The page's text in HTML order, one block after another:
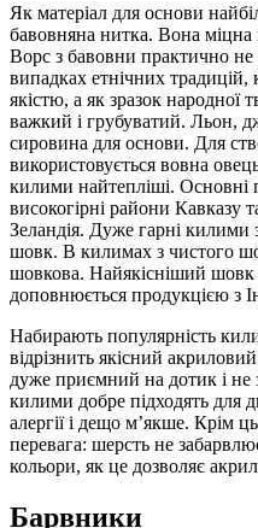
Як матеріал для основи
бавовняна нитка. Вона міцна
Ворс з бавовни практично не
випадках етнічних
якістю, а як зразок народної
важкий і грубуватий. Льон,
сировина для основи. Для
використовується вовна
килими найтепліші. Основні
високогірні райони Кавказу
Зеландія. Дуже гарні килими
шовк. В килимах з чистого
шовкова. Найякісніший шовк
доповнюється продукцією з
Набирають популярність
відрізнить якісний
дуже приємний на дотик і не
килими добре підходять для
алергії і дещо м’якше. Крім
перевага: шерсть не
кольори, як це дозволяє
Барвники